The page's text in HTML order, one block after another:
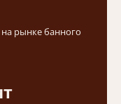
рынке банного